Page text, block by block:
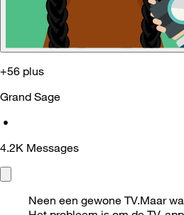
+56 plus
Grand Sage
•
4.2K Messages
Neen een gewone TV.Maar